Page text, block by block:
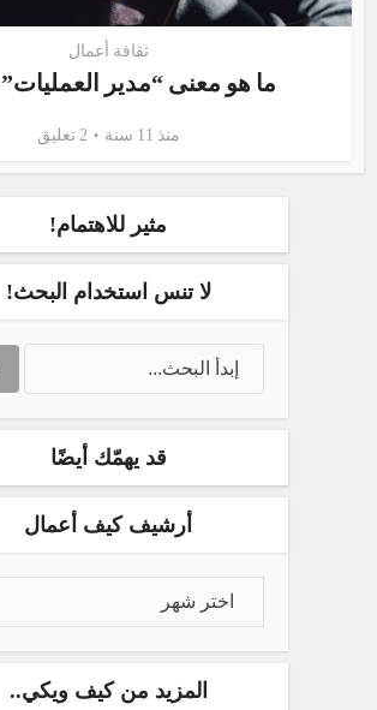
ثقافة أعمال
ما هو معنى “مدير العمليات” COO
منذ 11 سنة 2 تعليق
مثير للاهتمام!
لا تنس استخدام البحث!
قد يهمّك أيضًا
أرشيف كيف أعمال
المزيد من كيف ويكي..